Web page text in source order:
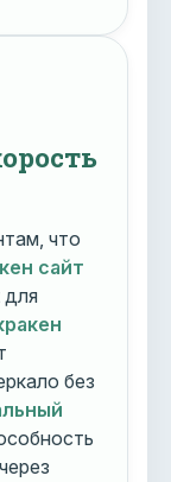
что
сайт
для
без
через